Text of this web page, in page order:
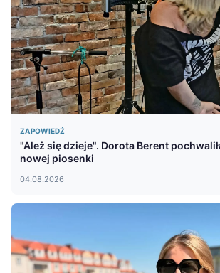
ZAPOWIEDŹ
"Ależ się dzieje". Dorota Berent
nowej piosenki
04.08.2026